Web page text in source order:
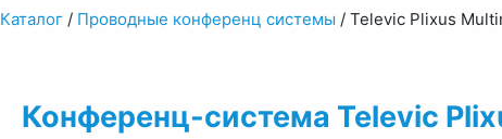
Каталог / Проводные конференц системы / Televic Plixus
Конференц-система Televic